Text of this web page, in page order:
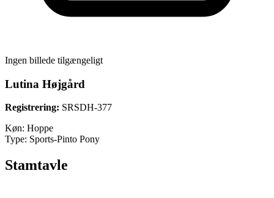
Ingen billede tilgængeligt
Lutina Højgård
Registrering: SRSDH-377
Køn: Hoppe
Type: Sports-Pinto Pony
Stamtavle